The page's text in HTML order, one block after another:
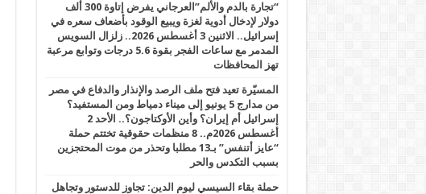
“تجارة بالدم والألم”العرجاني يفرض إتاوة 300 ألف
دولار لإدخال أدوية لغزة ويبيع الوقود بأضعاف سعره في
إسرائيل.. الاثنين 3 أغسطس 2026.. زلزال السويس
المدمر مع ساعات الفجر بقوة 5.6 درجات وتوابع مرعبة
تهز المحافظات
المسيّرة تعيد فتح ملف الرصد والإنذار والدفاع في مصر
من مدارج 5 يونيو إلى ميناء دمياط ومن المستفيد؟
إسرائيل أم إيران؟ وأين الأوكتاجون؟.. الأحد 2
أغسطس 2026م.. 8 منظمات حقوقية تختتم حملة
“عايز أتنفس” بـ13 مطلبا وتحذر من موت المحتجزين
بسبب التكدس والحر
حملة بقاء السيسي ليوم الدين: تجاوز للدستور وتجاهل